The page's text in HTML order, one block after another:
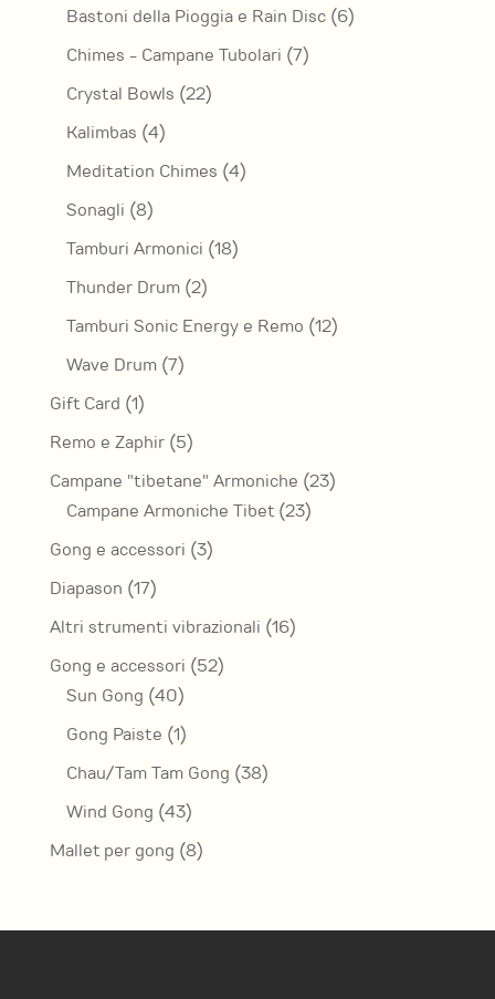
prodotti
Bastoni della Pioggia e Rain Disc 66
Chimes - Campane Tubolari 77
Crystal Bowls 2222
Kalimbas 44
prodotti
Meditation Chimes 44
Sonagli 88
prodotti
Tamburi Armonici 1818
Thunder Drum 22
prodotti
Tamburi Sonic Energy e Remo 1212
Wave Drum 77
Gift Card 11
prodotto
Remo e Zaphir 55
prodotti
Campane "tibetane" Armoniche 2323
Campane Armoniche Tibet 2323
Gong e accessori 33
Diapason 1717
prodotti
Altri strumenti vibrazionali 1616
Gong e accessori 5252
Sun Gong 4040
prodotti
Gong Paiste 11
prodotto
Chau/Tam Tam Gong 3838
Wind Gong 4343
prodotti
Mallet per gong 88